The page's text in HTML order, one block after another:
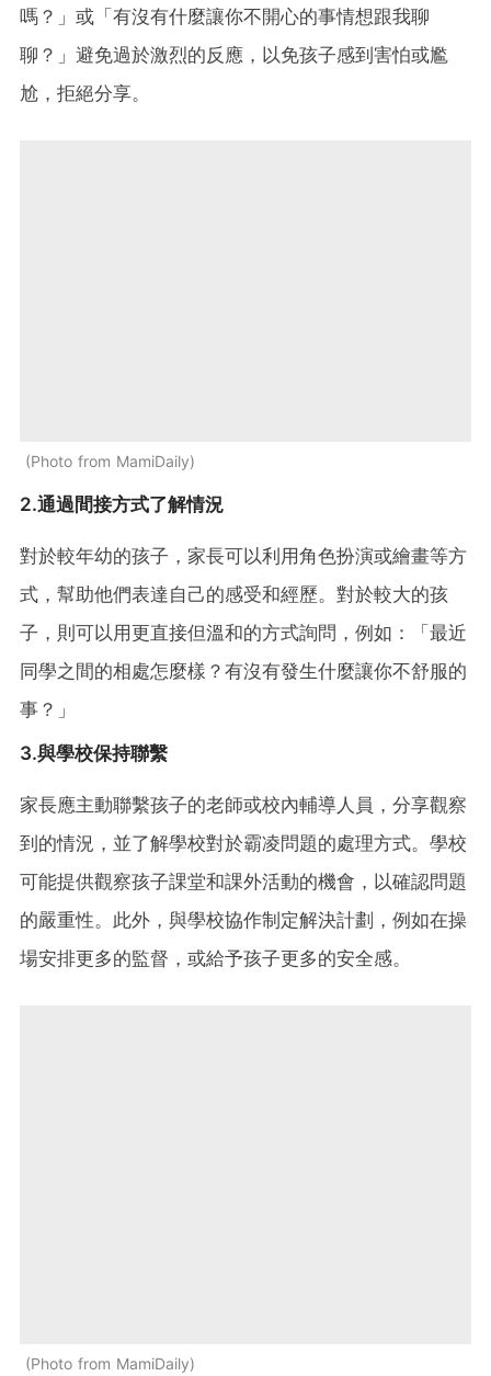
嗎？」或「有沒有什麼讓你不開心的事情想跟我聊
聊？」避免過於激烈的反應，以免孩子感到害怕或尷
尬，拒絕分享。
Photo from MamiDaily
2.通過間接方式了解情況
對於較年幼的孩子，家長可以利用角色扮演或繪畫等方
式，幫助他們表達自己的感受和經歷。對於較大的孩
子，則可以用更直接但溫和的方式詢問，例如：「最近
同學之間的相處怎麼樣？有沒有發生什麼讓你不舒服的
事？」
3.與學校保持聯繫
家長應主動聯繫孩子的老師或校內輔導人員，分享觀察
到的情況，並了解學校對於霸凌問題的處理方式。學校
可能提供觀察孩子課堂和課外活動的機會，以確認問題
的嚴重性。此外，與學校協作制定解決計劃，例如在操
場安排更多的監督，或給予孩子更多的安全感。
Photo from MamiDaily